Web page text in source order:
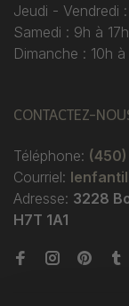
Jeudi - Vendredi
Samedi : 9h à 17h
Dimanche : 10h à
CONTACTEZ-
Téléphone:
Courriel:
Adresse: 3228
H7T 1A1